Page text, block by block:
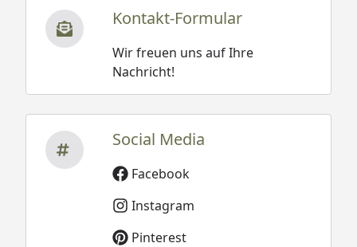
Kontakt-Formular
Wir freuen uns auf Ihre
Nachricht!
Social Media
Facebook
Instagram
Pinterest